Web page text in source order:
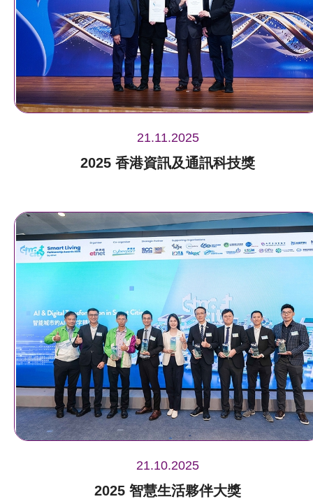
21.11.2025
2025 香港資訊及通訊科技獎
21.10.2025
2025 智慧生活夥伴大獎